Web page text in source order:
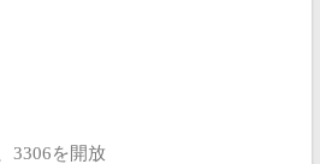
3306を開放